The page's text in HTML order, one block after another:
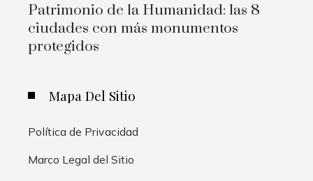
Patrimonio de la Humanidad: las 8
ciudades con más monumentos
protegidos
Mapa Del Sitio
Política de Privacidad
Marco Legal del Sitio